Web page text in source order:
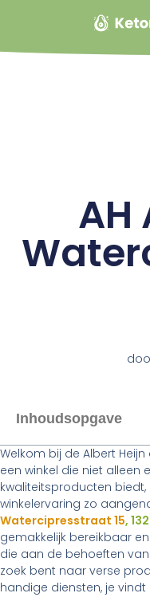
AH
Inhoudsopgave
Welkom bij de Albert
een winkel die niet alleen
kwaliteitsproducten
winkelervaring zo
Watercipresstraat 15,
gemakkelijk bereikbaar
die aan de behoeften
zoek bent naar verse
handige diensten, je